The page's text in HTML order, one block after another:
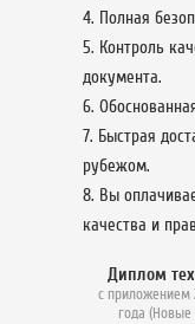
Полная
Контроль
документа.
Быстрая
рубежом.
Вы
качества и
Диплом
с приложением
года (Новые